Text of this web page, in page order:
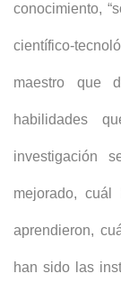
conocimiento,
científico-
maestro que
habilidades
investigación
mejorado,
aprendieron,
han sido las